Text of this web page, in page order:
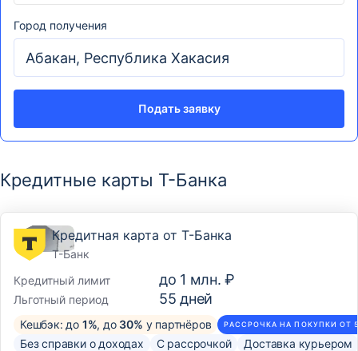
Город получения
Подать заявку
Кредитные карты Т-Банка
Кредитная карта от Т-Банка
Т-Банк
Кредитный лимит
до 1 млн. ₽
Льготный период 55 дней
Кешбэк: до 1%, до 30% у партнёров РАССРОЧКА НА ПОКУПКИ ОТ
Без справки о доходах С рассрочкой Доставка курьером